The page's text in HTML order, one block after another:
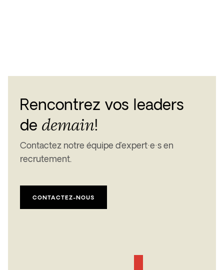
Rencontrez vos leaders
de demain!
Contactez notre équipe d’expert·e·s en
recrutement.
CONTACTEZ-NOUS